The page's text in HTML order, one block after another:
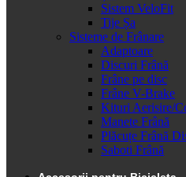
Sistem VeloFit
Tije Șa
Sisteme de Frânare
Adaptoare
Discuri Frână
Frâne pe disc
Frâne V-Brake
Kituri Aerisire/
Manete Frână
Plăcuțe Frână
Saboti Frână